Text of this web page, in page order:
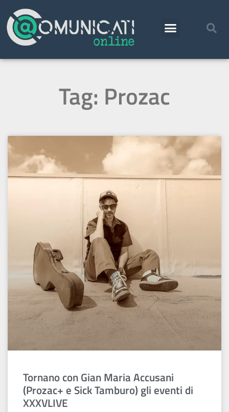
Tag: Prozac
Tornano con Gian Maria Accusani
(Prozac+ e Sick Tamburo) gli eventi di
XXXVLIVE